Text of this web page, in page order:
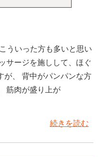
ういった方も多いと思い
サージを施しして、ほぐ
が、 背中がパンパンな方
筋肉が盛り上が
続きを読む